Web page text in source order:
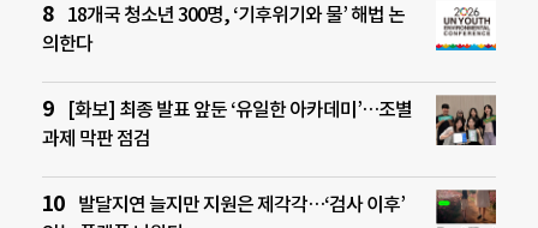
18개국 청소년 300명, ‘기후위기와 물’ 해법 논
의한다
[화보] 최종 발표 앞둔 ‘유일한 아카데미’…조별
과제 막판 점검
발달지연 늘지만 지원은 제각각…‘검사 이후’